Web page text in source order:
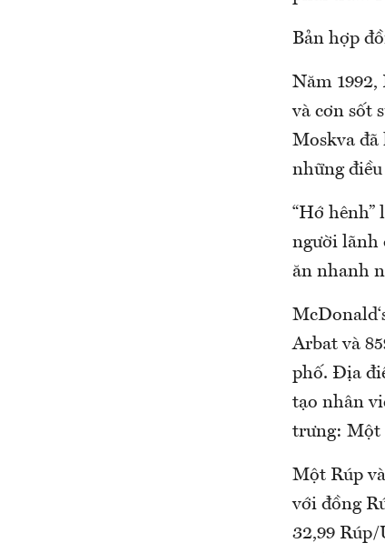
Bản hợp
Năm 1992,
và cơn sốt
Moskva đã
những
“Hớ
người lãnh
ăn nhanh
Arbat và
phố. Địa
tạo nhân
trưng: Một
Một Rúp
với đồng
32,99